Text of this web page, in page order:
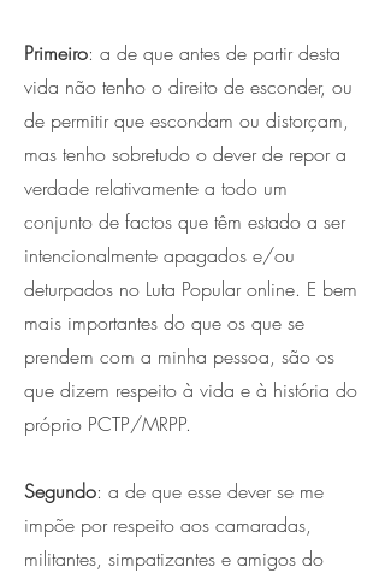
Primeiro: a de que antes de partir desta
vida não tenho o direito de esconder, ou
de permitir que escondam ou distorçam,
mas tenho sobretudo o dever de repor a
verdade relativamente a todo um
conjunto de factos que têm estado a ser
intencionalmente apagados e/ou
deturpados no Luta Popular online. E bem
mais importantes do que os que se
prendem com a minha pessoa, são os
que dizem respeito à vida e à história do
próprio PCTP/MRPP.
Segundo: a de que esse dever se me
impõe por respeito aos camaradas,
militantes, simpatizantes e amigos do